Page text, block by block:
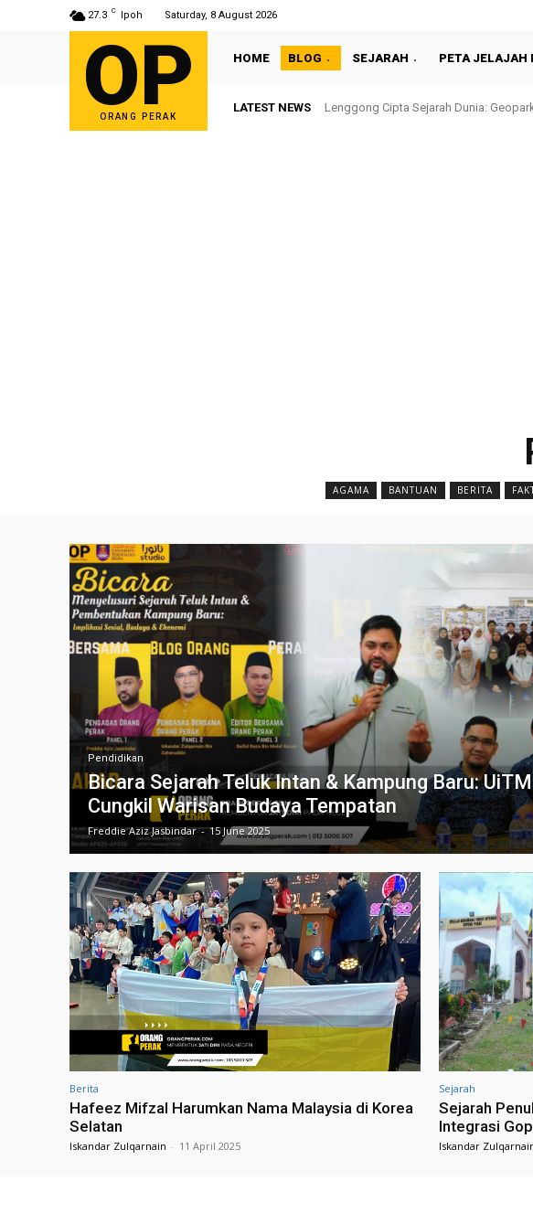
27.3 C Ipoh Saturday, 8 August 2026
OP
ORANG PERAK
HOME BLOG SEJARAH PETA JELAJAH
LATEST NEWS Sultan Nazrin Shah Berbuka Puasa
AGAMA BANTUAN BERITA
Pendidikan
Bicara Sejarah Teluk Intan & Kampung Baru:
Cungkil Warisan Budaya Tempatan
Freddie Aziz Jasbindar - 15 June 2025
Berita
Hafeez Mifzal Harumkan Nama Malaysia di Korea
Selatan
Iskandar Zulqarnain - 11 April 2025
Sejarah
Sejarah
Integrasi
Iskandar